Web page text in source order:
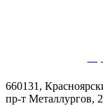
660131,
пр-т Металлургов,